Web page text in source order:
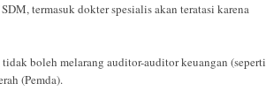
termasuk dokter spesialis akan teratasi karena
boleh melarang auditor-auditor keuangan (seperti
(Pemda).